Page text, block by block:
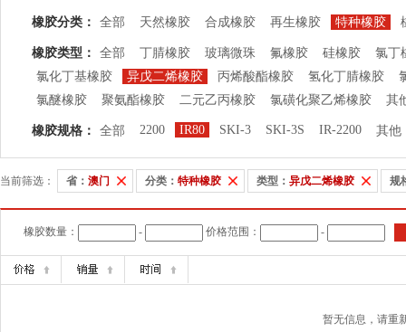
橡胶分类： 全部 天然橡胶 合成橡胶 再生橡胶 特种橡胶
橡胶类型： 全部 丁腈橡胶 玻璃微珠 氟橡胶 硅橡胶
氯丁
氯化丁基橡胶
异戊二烯橡胶 丙烯酸酯橡胶 氢化丁腈橡胶
氯醚橡胶
聚氨酯橡胶 二元乙丙橡胶 氯磺化聚乙烯橡胶 其
橡胶规格： 全部 2200 IR80 SKI-3 SKI-3S IR-2200 其他
当前筛选： 省： 澳门 分类： 特种橡胶 类型： 异戊二烯橡胶 规
橡胶数量： - 价格范围： -
暂无信息，请重